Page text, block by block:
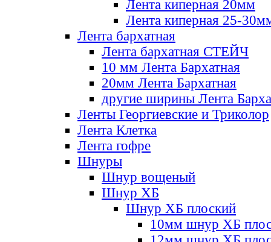
Лента киперная 20мм
Лента киперная 25-
Лента бархатная
Лента бархатная СТЕЙЧ
10 мм Лента Бархатная
20мм Лента Бархатная
другие ширины Лента
Ленты Георгиевские и Триколор
Лента Клетка
Лента гофре
Шнуры
Шнур вощеный
Шнур ХБ
Шнур ХБ плоский
10мм шнур ХБ